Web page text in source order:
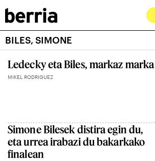
BILES, SIMONE
Ledecky eta Biles, markaz marka
MIKEL RODRIGUEZ
Simone Bilesek distira egin du,
eta urrea irabazi du bakarkako
finalean